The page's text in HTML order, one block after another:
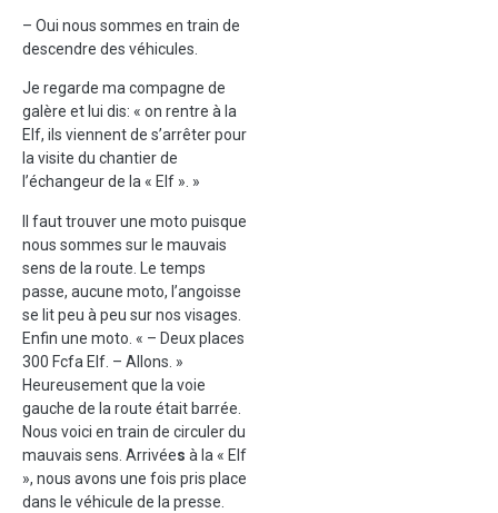
– Oui nous sommes en train de
descendre des véhicules.
Je regarde ma compagne de
galère et lui dis: « on rentre à la
Elf, ils viennent de s’arrêter pour
la visite du chantier de
l’échangeur de la « Elf ». »
Il faut trouver une moto puisque
nous sommes sur le mauvais
sens de la route. Le temps
passe, aucune moto, l’angoisse
se lit peu à peu sur nos visages.
Enfin une moto. « – Deux places
300 Fcfa Elf. – Allons. »
Heureusement que la voie
gauche de la route était barrée.
Nous voici en train de circuler du
mauvais sens. Arrivées à la « Elf
», nous avons une fois pris place
dans le véhicule de la presse.